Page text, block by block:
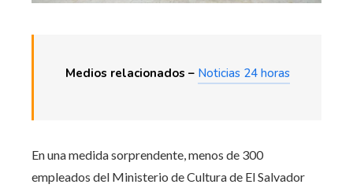
Medios relacionados – Noticias 24 horas
En una medida sorprendente, menos de 300
empleados del Ministerio de Cultura de El Salvador